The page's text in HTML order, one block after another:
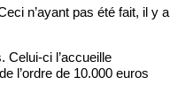
n’ayant pas été fait, il y a
Celui-ci l’accueille
l’ordre de 10.000 euros